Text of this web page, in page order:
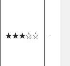
★★★☆☆